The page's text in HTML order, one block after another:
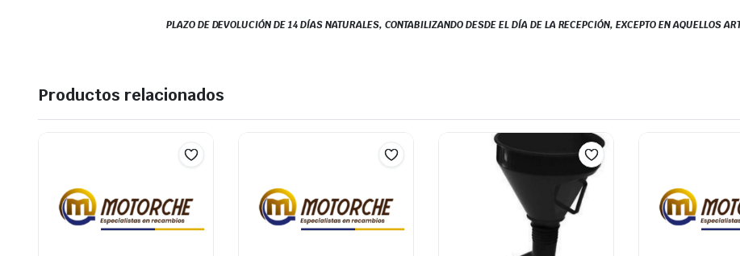
PLAZO DE DEVOLUCIÓN DE 14 DÍAS NATURALES, CONTABILIZANDO DESDE EL DÍA DE LA RECEPCIÓN, EXCEPTO EN AQUELLOS
Productos relacionados